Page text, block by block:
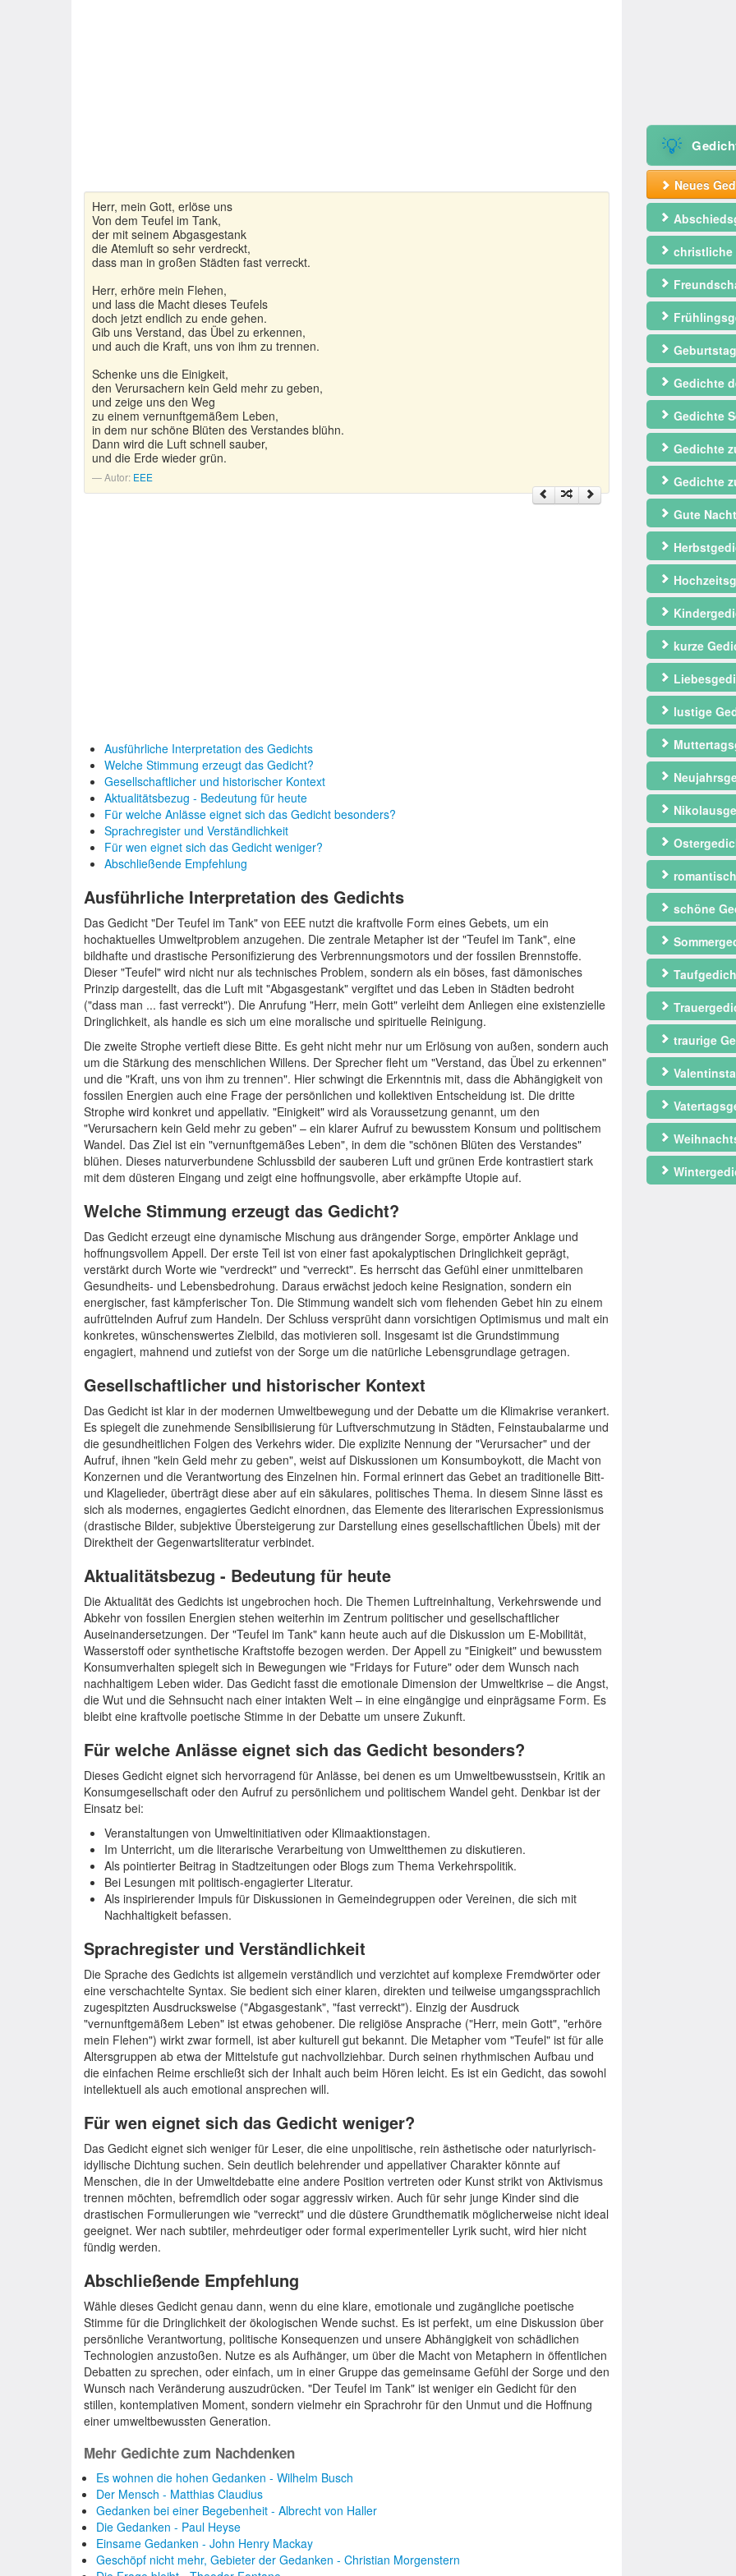
Herr, mein Gott, erlöse uns
Von dem Teufel im Tank,
der mit seinem Abgasgestank
die Atemluft so sehr verdreckt,
dass man in großen Städten fast verreckt.
Herr, erhöre mein Flehen,
und lass die Macht dieses Teufels
doch jetzt endlich zu ende gehen.
Gib uns Verstand, das Übel zu erkennen,
und auch die Kraft, uns von ihm zu trennen.
Schenke uns die Einigkeit,
den Verursachern kein Geld mehr zu geben,
und zeige uns den Weg
zu einem vernunftgemäßem Leben,
in dem nur schöne Blüten des Verstandes blühn.
Dann wird die Luft schnell sauber,
und die Erde wieder grün.
Autor: EEE
Ausführliche Interpretation des Gedichts
Welche Stimmung erzeugt das Gedicht?
Gesellschaftlicher und historischer Kontext
Aktualitätsbezug - Bedeutung für heute
Für welche Anlässe eignet sich das Gedicht besonders?
Sprachregister und Verständlichkeit
Für wen eignet sich das Gedicht weniger?
Abschließende Empfehlung
Ausführliche Interpretation des Gedichts
Das Gedicht "Der Teufel im Tank" von EEE nutzt die kraftvolle Form eines Gebets, um ein
hochaktuelles Umweltproblem anzugehen. Die zentrale Metapher ist der "Teufel im Tank", eine
bildhafte und drastische Personifizierung des Verbrennungsmotors und der fossilen Brennstoffe.
Dieser "Teufel" wird nicht nur als technisches Problem, sondern als ein böses, fast dämonisches
Prinzip dargestellt, das die Luft mit "Abgasgestank" vergiftet und das Leben in Städten bedroht
("dass man ... fast verreckt"). Die Anrufung "Herr, mein Gott" verleiht dem Anliegen eine existenzielle
Dringlichkeit, als handle es sich um eine moralische und spirituelle Reinigung.
Die zweite Strophe vertieft diese Bitte. Es geht nicht mehr nur um Erlösung von außen, sondern auch
um die Stärkung des menschlichen Willens. Der Sprecher fleht um "Verstand, das Übel zu erkennen"
und die "Kraft, uns von ihm zu trennen". Hier schwingt die Erkenntnis mit, dass die Abhängigkeit von
fossilen Energien auch eine Frage der persönlichen und kollektiven Entscheidung ist. Die dritte
Strophe wird konkret und appellativ. "Einigkeit" wird als Voraussetzung genannt, um den
"Verursachern kein Geld mehr zu geben" – ein klarer Aufruf zu bewusstem Konsum und politischem
Wandel. Das Ziel ist ein "vernunftgemäßes Leben", in dem die "schönen Blüten des Verstandes"
blühen. Dieses naturverbundene Schlussbild der sauberen Luft und grünen Erde kontrastiert stark
mit dem düsteren Eingang und zeigt eine hoffnungsvolle, aber erkämpfte Utopie auf.
Welche Stimmung erzeugt das Gedicht?
Das Gedicht erzeugt eine dynamische Mischung aus drängender Sorge, empörter Anklage und
hoffnungsvollem Appell. Der erste Teil ist von einer fast apokalyptischen Dringlichkeit geprägt,
verstärkt durch Worte wie "verdreckt" und "verreckt". Es herrscht das Gefühl einer unmittelbaren
Gesundheits- und Lebensbedrohung. Daraus erwächst jedoch keine Resignation, sondern ein
energischer, fast kämpferischer Ton. Die Stimmung wandelt sich vom flehenden Gebet hin zu einem
aufrüttelnden Aufruf zum Handeln. Der Schluss versprüht dann vorsichtigen Optimismus und malt ein
konkretes, wünschenswertes Zielbild, das motivieren soll. Insgesamt ist die Grundstimmung
engagiert, mahnend und zutiefst von der Sorge um die natürliche Lebensgrundlage getragen.
Gesellschaftlicher und historischer Kontext
Das Gedicht ist klar in der modernen Umweltbewegung und der Debatte um die Klimakrise verankert.
Es spiegelt die zunehmende Sensibilisierung für Luftverschmutzung in Städten, Feinstaubalarme und
die gesundheitlichen Folgen des Verkehrs wider. Die explizite Nennung der "Verursacher" und der
Aufruf, ihnen "kein Geld mehr zu geben", weist auf Diskussionen um Konsumboykott, die Macht von
Konzernen und die Verantwortung des Einzelnen hin. Formal erinnert das Gebet an traditionelle Bitt-
und Klagelieder, überträgt diese aber auf ein säkulares, politisches Thema. In diesem Sinne lässt es
sich als modernes, engagiertes Gedicht einordnen, das Elemente des literarischen Expressionismus
(drastische Bilder, subjektive Übersteigerung zur Darstellung eines gesellschaftlichen Übels) mit der
Direktheit der Gegenwartsliteratur verbindet.
Aktualitätsbezug - Bedeutung für heute
Die Aktualität des Gedichts ist ungebrochen hoch. Die Themen Luftreinhaltung, Verkehrswende und
Abkehr von fossilen Energien stehen weiterhin im Zentrum politischer und gesellschaftlicher
Auseinandersetzungen. Der "Teufel im Tank" kann heute auch auf die Diskussion um E-Mobilität,
Wasserstoff oder synthetische Kraftstoffe bezogen werden. Der Appell zu "Einigkeit" und bewusstem
Konsumverhalten spiegelt sich in Bewegungen wie "Fridays for Future" oder dem Wunsch nach
nachhaltigem Leben wider. Das Gedicht fasst die emotionale Dimension der Umweltkrise – die Angst,
die Wut und die Sehnsucht nach einer intakten Welt – in eine eingängige und einprägsame Form. Es
bleibt eine kraftvolle poetische Stimme in der Debatte um unsere Zukunft.
Für welche Anlässe eignet sich das Gedicht besonders?
Dieses Gedicht eignet sich hervorragend für Anlässe, bei denen es um Umweltbewusstsein, Kritik an
Konsumgesellschaft oder den Aufruf zu persönlichem und politischem Wandel geht. Denkbar ist der
Einsatz bei:
Veranstaltungen von Umweltinitiativen oder Klimaaktionstagen.
Im Unterricht, um die literarische Verarbeitung von Umweltthemen zu diskutieren.
Als pointierter Beitrag in Stadtzeitungen oder Blogs zum Thema Verkehrspolitik.
Bei Lesungen mit politisch-engagierter Literatur.
Als inspirierender Impuls für Diskussionen in Gemeindegruppen oder Vereinen, die sich mit
Nachhaltigkeit befassen.
Sprachregister und Verständlichkeit
Die Sprache des Gedichts ist allgemein verständlich und verzichtet auf komplexe Fremdwörter oder
eine verschachtelte Syntax. Sie bedient sich einer klaren, direkten und teilweise umgangssprachlich
zugespitzten Ausdrucksweise ("Abgasgestank", "fast verreckt"). Einzig der Ausdruck
"vernunftgemäßem Leben" ist etwas gehobener. Die religiöse Ansprache ("Herr, mein Gott", "erhöre
mein Flehen") wirkt zwar formell, ist aber kulturell gut bekannt. Die Metapher vom "Teufel" ist für alle
Altersgruppen ab etwa der Mittelstufe gut nachvollziehbar. Durch seinen rhythmischen Aufbau und
die einfachen Reime erschließt sich der Inhalt auch beim Hören leicht. Es ist ein Gedicht, das sowohl
intellektuell als auch emotional ansprechen will.
Für wen eignet sich das Gedicht weniger?
Das Gedicht eignet sich weniger für Leser, die eine unpolitische, rein ästhetische oder naturlyrisch-
idyllische Dichtung suchen. Sein deutlich belehrender und appellativer Charakter könnte auf
Menschen, die in der Umweltdebatte eine andere Position vertreten oder Kunst strikt von Aktivismus
trennen möchten, befremdlich oder sogar aggressiv wirken. Auch für sehr junge Kinder sind die
drastischen Formulierungen wie "verreckt" und die düstere Grundthematik möglicherweise nicht ideal
geeignet. Wer nach subtiler, mehrdeutiger oder formal experimenteller Lyrik sucht, wird hier nicht
fündig werden.
Abschließende Empfehlung
Wähle dieses Gedicht genau dann, wenn du eine klare, emotionale und zugängliche poetische
Stimme für die Dringlichkeit der ökologischen Wende suchst. Es ist perfekt, um eine Diskussion über
persönliche Verantwortung, politische Konsequenzen und unsere Abhängigkeit von schädlichen
Technologien anzustoßen. Nutze es als Aufhänger, um über die Macht von Metaphern in öffentlichen
Debatten zu sprechen, oder einfach, um in einer Gruppe das gemeinsame Gefühl der Sorge und den
Wunsch nach Veränderung auszudrücken. "Der Teufel im Tank" ist weniger ein Gedicht für den
stillen, kontemplativen Moment, sondern vielmehr ein Sprachrohr für den Unmut und die Hoffnung
einer umweltbewussten Generation.
Mehr Gedichte zum Nachdenken
Es wohnen die hohen Gedanken - Wilhelm Busch
Der Mensch - Matthias Claudius
Gedanken bei einer Begebenheit - Albrecht von Haller
Die Gedanken - Paul Heyse
Einsame Gedanken - John Henry Mackay
Geschöpf nicht mehr, Gebieter der Gedanken - Christian Morgenstern
💡
Neues
christliche
Gedichte
Gedichte
Gedichte
Gedichte
Gute
kurze
lustige
schöne
traurige